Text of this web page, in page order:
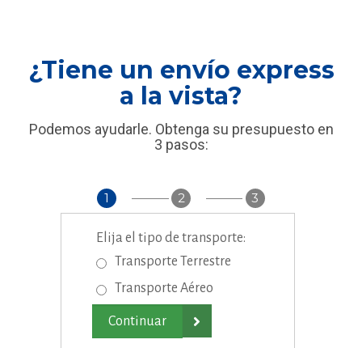
¿Tiene un envío express
a la vista?
Podemos ayudarle. Obtenga su presupuesto en
3 pasos:
1 2 3
Elija el tipo de transporte:
Transporte Terrestre
Transporte Aéreo
